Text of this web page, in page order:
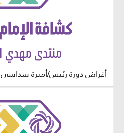
أغراض دورة رئيس/أميرة سداسي